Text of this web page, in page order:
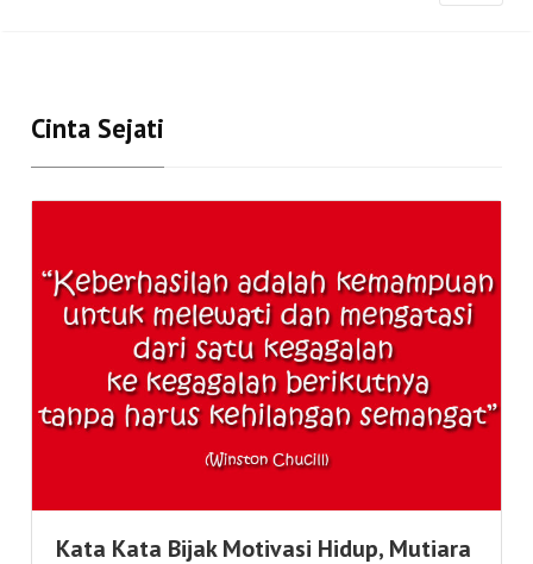
Cinta Sejati
Kata Kata Bijak Motivasi Hidup, Mutiara